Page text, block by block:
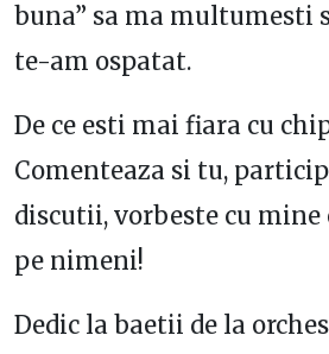
buna” sa ma multumesti
te-am ospatat.
De ce esti mai fiara cu
Comenteaza si tu,
discutii, vorbeste cu mine
pe nimeni!
Dedic la baetii de la